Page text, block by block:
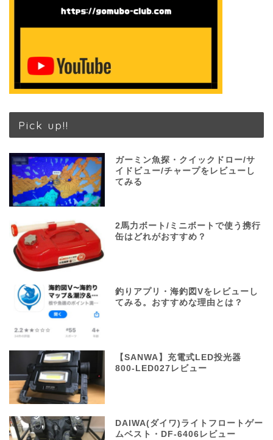
Pick up!!
ガーミン魚探・クイックドロー/サ
イドビュー/チャープをレビューし
てみる
2馬力ボート/ミニボートで使う携行
缶はどれがおすすめ？
釣りアプリ・海釣図Vをレビューし
てみる。おすすめな理由とは？
【SANWA】充電式LED投光器
800-LED027レビュー
DAIWA(ダイワ)ライトフロートゲー
ムベスト・DF-6406レビュー